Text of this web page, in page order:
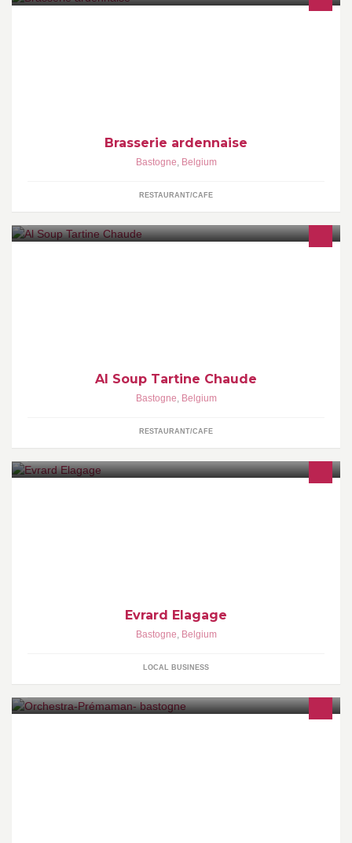
Brasserie ardennaise
Bastogne, Belgium
RESTAURANT/CAFE
Al Soup Tartine Chaude
Bastogne, Belgium
RESTAURANT/CAFE
Evrard Elagage
Bastogne, Belgium
LOCAL BUSINESS